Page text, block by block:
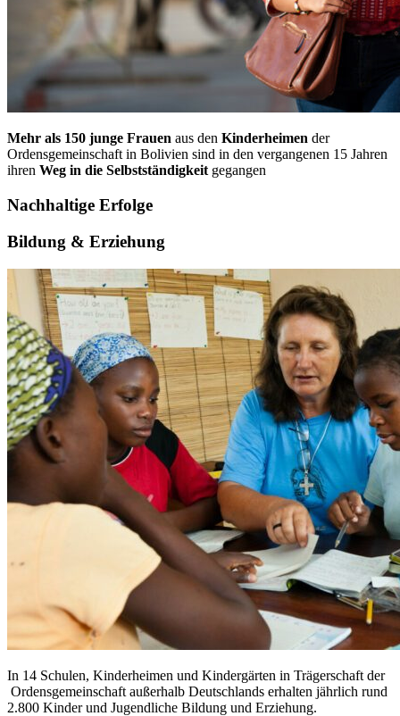
Mehr als 150 junge Frauen aus den Kinderheimen der
Ordensgemeinschaft in Bolivien sind in den vergangenen 15 Jahren
ihren Weg in die Selbstständigkeitgegangen
Nachhaltige Erfolge
Bildung & Erziehung
In 14 Schulen, Kinderheimen und Kindergärten in Trägerschaft der
Ordensgemeinschaft außerhalb Deutschlands erhalten jährlich rund
2.800 Kinder und Jugendliche Bildung und Erziehung.